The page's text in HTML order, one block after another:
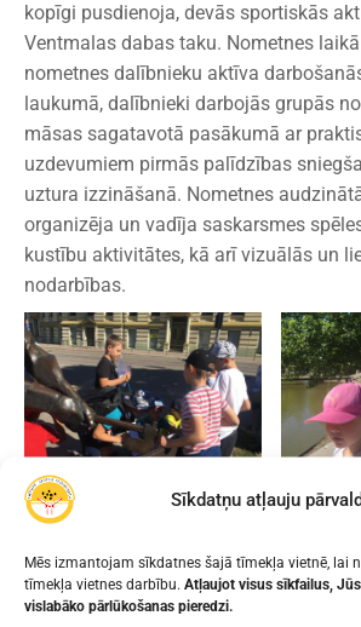
Sīkdatņu atļauju
Mēs izmantojam sīkdatnes šajā tīmekļa vietnē, lai
tīmekļa vietnes darbību. Atļaujot visus sīkfailus,
vislabāko pārlūkošanas pieredzi.
kopīgi pusdienoja, devās sportiskās
Ventmalas dabas taku. Nometnes
nometnes dalībnieku aktīva
laukumā, dalībnieki darbojās grupās
māsas sagatavotā pasākumā ar
uzdevumiem pirmās palīdzības
uztura izzināšanā. Nometnes
organizēja un vadīja saskarsmes
kustību aktivitātes, kā arī vizuālās un
nodarbības.